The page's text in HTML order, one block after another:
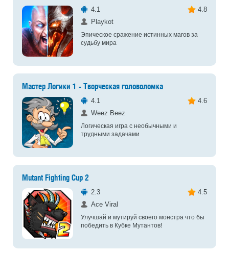
4.1
4.8
Playkot
Эпическое сражение истинных магов за
судьбу мира
Мастер Логики 1 - Творческая головоломка
4.1
4.6
Weez Beez
Логическая игра с необычными и
трудными задачами
Mutant Fighting Cup 2
2.3
4.5
Ace Viral
Улучшай и мутируй своего монстра что бы
победить в Кубке Мутантов!